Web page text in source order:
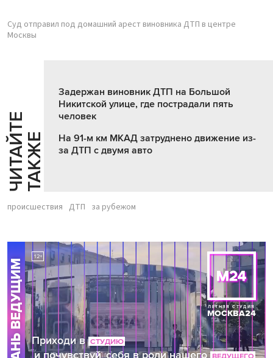
Суд отправил под домашний арест виновника ДТП в центре
Москвы
Ч
И
Т
АЙ
Т
Е
Т
А
К
ЖЕ
Задержан виновник ДТП на Большой
Никитской улице, где пострадали пять
человек
На 91-м км МКАД затруднено движение из-
за ДТП с двумя авто
происшествия ДТП за рубежом